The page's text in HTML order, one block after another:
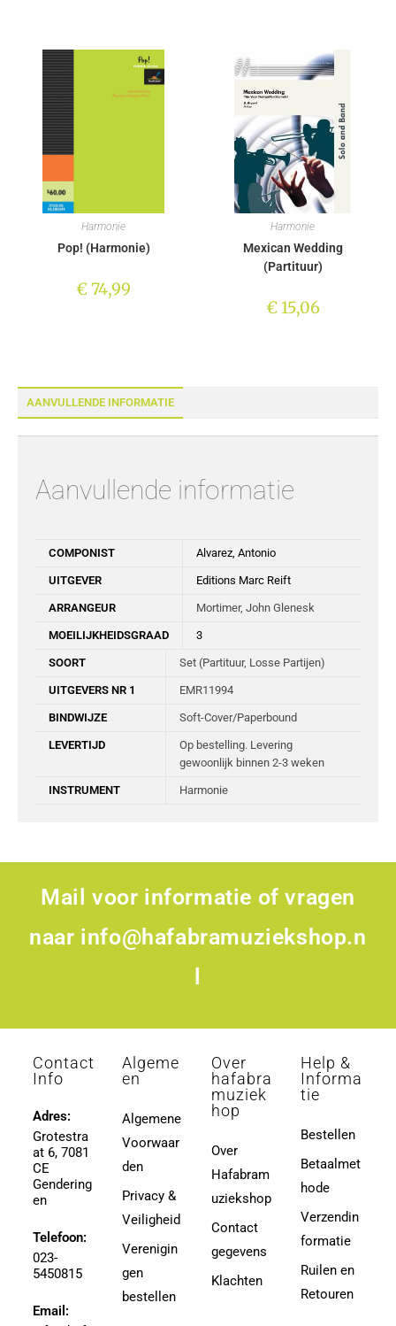
AANVULLENDE INFORMATIE
Aanvullende informatie
COMPONIST Alvarez, Antonio
UITGEVER Editions Marc Reift
ARRANGEUR Mortimer, John Glenesk
MOEILIJKHEIDSGRAAD 3
SOORT Set (Partituur, Losse Partijen)
UITGEVERS NR 1 EMR11994
BINDWIJZE Soft-Cover/Paperbound
LEVERTIJD
Op bestelling. Levering
gewoonlijk binnen 2-3 weken
INSTRUMENT Harmonie
Harmonie
Pop! (Harmonie)
€74,99
Harmonie
Mexican Wedding
(Partituur)
€15,06
Mail voor informatie of vragen
naar info@hafabramuziekshop.n
Contact
Info
Adres:
Grotestra
at 6, 7081
CE
Gendering
en
Telefoon:
023-
5450815
Email:
Algeme
en
Algemene
Voorwaar
den
Privacy &
Veiligheid
Verenigin
gen
bestellen
Over
hafabra
muziek
hop
Over
Hafabram
uziekshop
Contact
gegevens
Klachten
Help &
Informa
tie
Bestellen
Betaalmet
hode
Verzendin
formatie
Ruilen en
Retouren